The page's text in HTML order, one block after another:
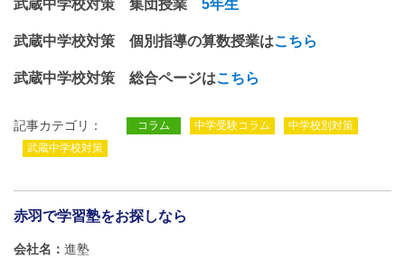
武蔵中学校対策 集団授業 5年生
武蔵中学校対策 個別指導の算数授業はこちら
武蔵中学校対策 総合ページはこちら
記事カテゴリ： コラム 中学受験コラム
中学校別対策
武蔵中学校対策
赤羽で学習塾をお探しなら
会社名 進塾